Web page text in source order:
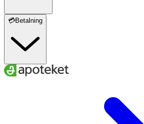
💳Betalning